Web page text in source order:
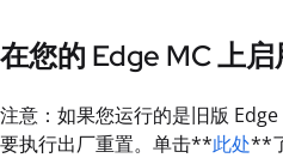
在您的 Edge MC 上
注意：如果您运行的是旧版
要执行出厂重置。单击**此处**